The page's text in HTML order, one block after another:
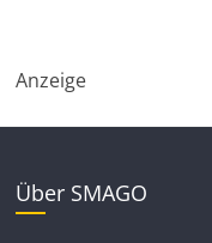
Anzeige
Über SMAGO